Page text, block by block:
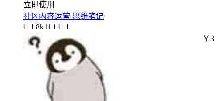
立即使用
社区内容运营-思维笔记
 1.8k  1  1
￥3